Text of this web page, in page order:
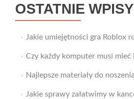
OSTATNIE WPISY
Jakie umiejętności gra Roblox
Czy każdy komputer musi
Najlepsze materiały do
Jakie sprawy załatwimy w